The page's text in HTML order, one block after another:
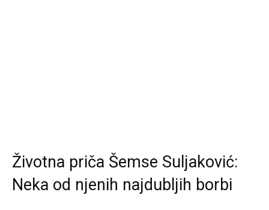
Životna priča Šemse Suljaković:
Neka od njenih najdubljih borbi